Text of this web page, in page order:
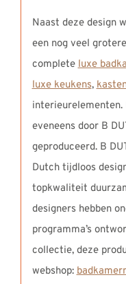
Naast deze design
een nog veel
complete luxe
luxe keukens,
eveneens door B
geproduceerd. B
Dutch tijdloos
topkwaliteit
designers hebben
programma’s
collectie, deze
webshop: